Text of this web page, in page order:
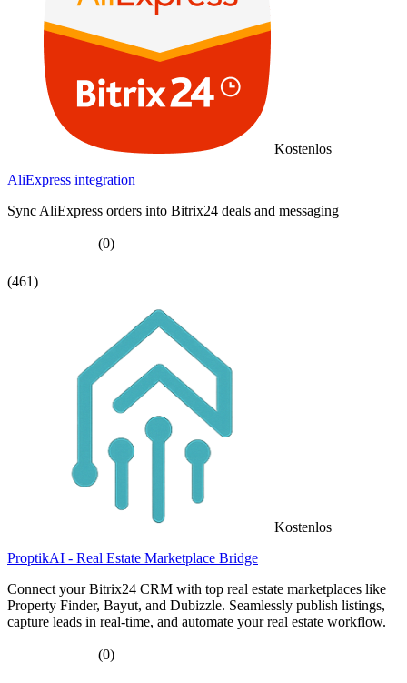
Kostenlos
AliExpress integration
Sync AliExpress orders into Bitrix24 deals and messaging
(0)
(461)
Kostenlos
ProptikAI - Real Estate Marketplace Bridge
Connect your Bitrix24 CRM with top real estate marketplaces like
Property Finder, Bayut, and Dubizzle. Seamlessly publish listings,
capture leads in real-time, and automate your real estate workflow.
(0)